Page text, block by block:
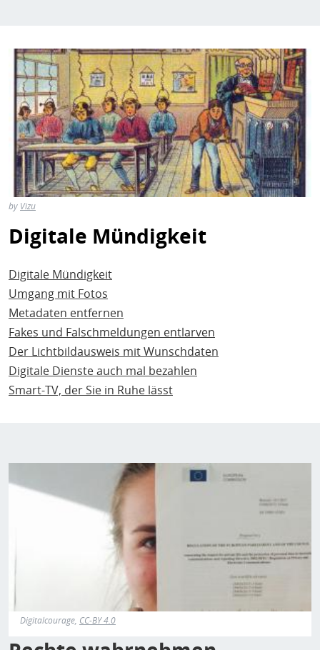
by Vizu
Digitale Mündigkeit
Digitale Mündigkeit
Umgang mit Fotos
Metadaten entfernen
Fakes und Falschmeldungen entlarven
Der Lichtbildausweis mit Wunschdaten
Digitale Dienste auch mal bezahlen
Smart-TV, der Sie in Ruhe lässt
Digitalcourage, CC-BY 4.0